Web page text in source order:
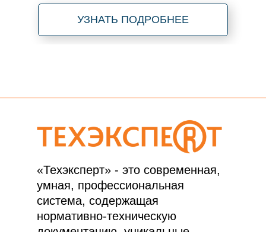
УЗНАТЬ ПОДРОБНЕЕ
«Техэксперт» - это современная,
умная, профессиональная
система, содержащая
нормативно-техническую